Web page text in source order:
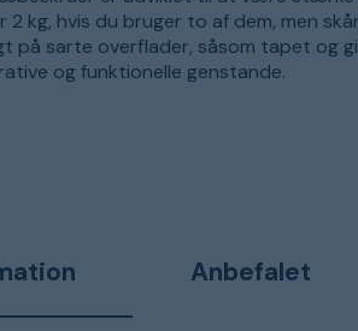
2 kg, hvis du bruger to af dem, men
på sarte overflader, såsom tapet og
og funktionelle genstande.
Anbefalet